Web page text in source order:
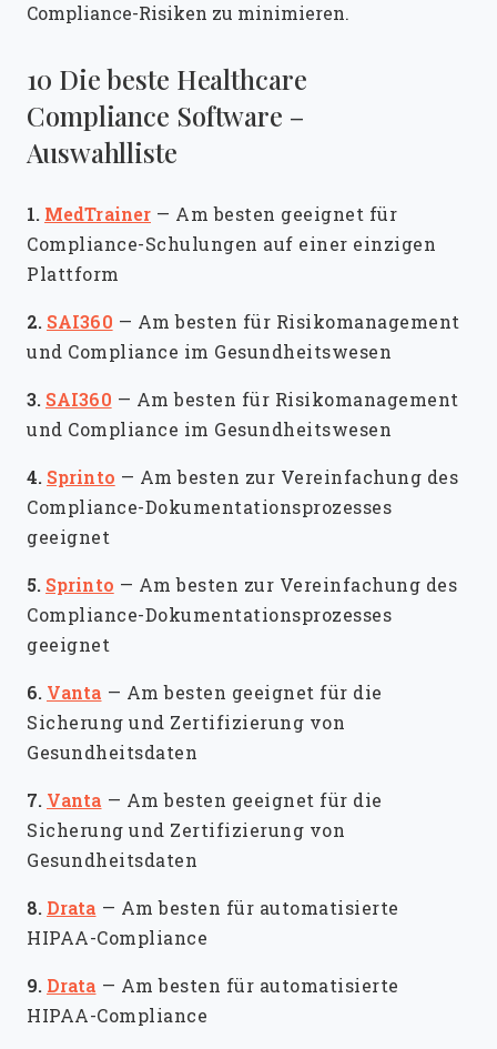
Compliance-Risiken zu minimieren.
10 Die beste Healthcare
Compliance Software –
Auswahlliste
1. MedTrainer — Am besten geeignet für
Compliance-Schulungen auf einer einzigen
Plattform
2. SAI360 — Am besten für Risikomanagement
und Compliance im Gesundheitswesen
3. SAI360 — Am besten für Risikomanagement
und Compliance im Gesundheitswesen
4. Sprinto — Am besten zur Vereinfachung des
Compliance-Dokumentationsprozesses
geeignet
5. Sprinto — Am besten zur Vereinfachung des
Compliance-Dokumentationsprozesses
geeignet
6. Vanta — Am besten geeignet für die
Sicherung und Zertifizierung von
Gesundheitsdaten
7. Vanta — Am besten geeignet für die
Sicherung und Zertifizierung von
Gesundheitsdaten
8. Drata — Am besten für automatisierte
HIPAA-Compliance
9. Drata — Am besten für automatisierte
HIPAA-Compliance